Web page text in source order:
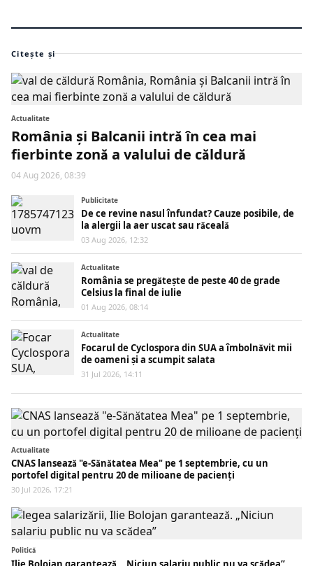
Citește și
Actualitate
România și Balcanii intră în cea mai
fierbinte zonă a valului de căldură
04 Aug 2026, 08:39
Publicitate
De ce revine nasul înfundat? Cauze posibile, de
la alergii la aer uscat sau răceală
03 Aug 2026, 12:32
Actualitate
România se pregătește de peste 40 de grade
Celsius la final de iulie
01 Aug 2026, 08:14
Actualitate
Focarul de Cyclospora din SUA a îmbolnăvit mii
de oameni și a scumpit salata
31 Jul 2026, 14:11
Actualitate
CNAS lansează "e-Sănătatea Mea" pe 1 septembrie, cu un
portofel digital pentru 20 de milioane de pacienți
30 Jul 2026, 17:21
Politică